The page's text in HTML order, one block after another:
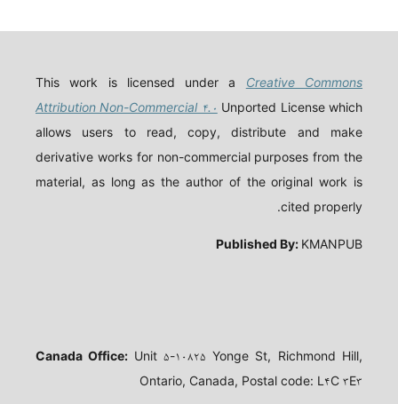
This work is licensed under a Creative Commons
Attribution Non-Commercial ۴.۰ Unported License which
allows users to read, copy, distribute and make
derivative works for non-commercial purposes from the
material, as long as the author of the original work is
cited properly.
Published By: KMANPUB
Canada Office: Unit ۵-۱۰۸۲۵ Yonge St, Richmond Hill,
Ontario, Canada, Postal code: L۴C ۳E۳